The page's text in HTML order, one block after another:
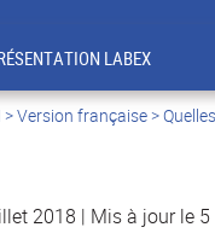
LABEX
>Version française>
2018 | Mis à jour le